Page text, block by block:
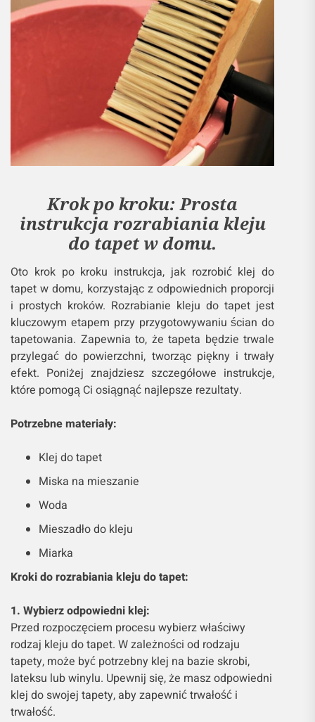
Krok po kroku: Prosta
instrukcja rozrabiania kleju
do tapet w domu.
Oto krok po kroku instrukcja, jak rozrobić klej do
tapet w domu, korzystając z odpowiednich proporcji
i prostych kroków. Rozrabianie kleju do tapet jest
kluczowym etapem przy przygotowywaniu ścian do
tapetowania. Zapewnia to, że tapeta będzie trwale
przylegać do powierzchni, tworząc piękny i trwały
efekt. Poniżej znajdziesz szczegółowe instrukcje,
które pomogą Ci osiągnąć najlepsze rezultaty.
Potrzebne materiały:
Klej do tapet
Miska na mieszanie
Woda
Mieszadło do kleju
Miarka
Kroki do rozrabiania kleju do tapet:
1. Wybierz odpowiedni klej:
Przed rozpoczęciem procesu wybierz właściwy
rodzaj kleju do tapet. W zależności od rodzaju
tapety, może być potrzebny klej na bazie skrobi,
lateksu lub winylu. Upewnij się, że masz odpowiedni
klej do swojej tapety, aby zapewnić trwałość i
trwałość.